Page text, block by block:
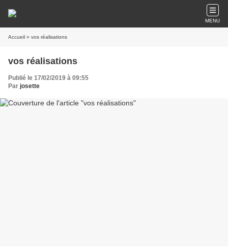
MENU
Accueil » vos réalisations
vos réalisations
Publié le 17/02/2019 à 09:55
Par josette